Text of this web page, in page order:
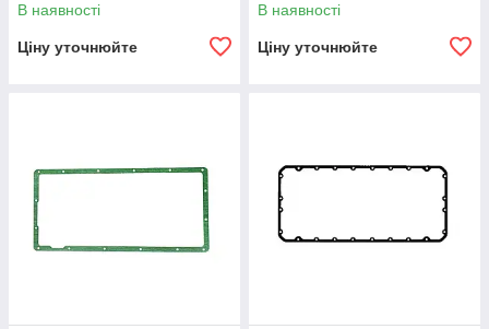
В наявності
Ціну уточнюйте
В наявності
Ціну уточнюйте